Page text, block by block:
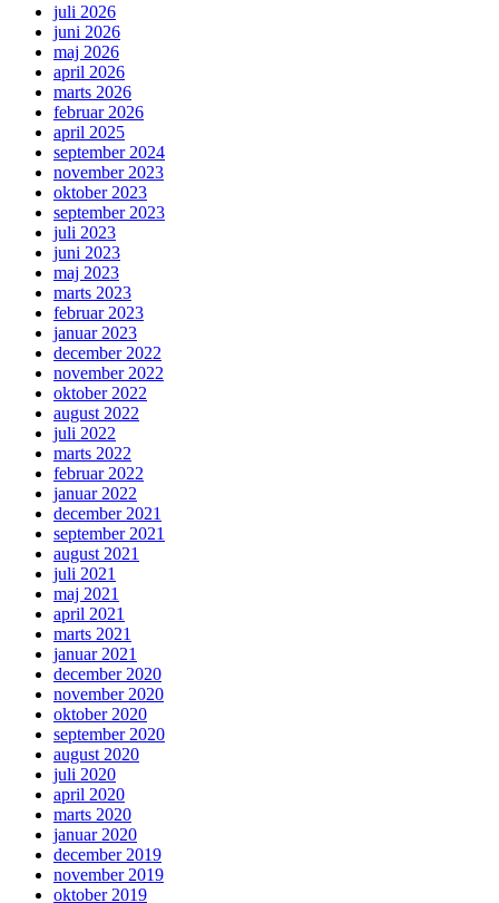
juli 2026
juni 2026
maj 2026
april 2026
marts 2026
februar 2026
april 2025
september 2024
november 2023
oktober 2023
september 2023
juli 2023
juni 2023
maj 2023
marts 2023
februar 2023
januar 2023
december 2022
november 2022
oktober 2022
august 2022
juli 2022
marts 2022
februar 2022
januar 2022
december 2021
september 2021
august 2021
juli 2021
maj 2021
april 2021
marts 2021
januar 2021
december 2020
november 2020
oktober 2020
september 2020
august 2020
juli 2020
april 2020
marts 2020
januar 2020
december 2019
november 2019
oktober 2019